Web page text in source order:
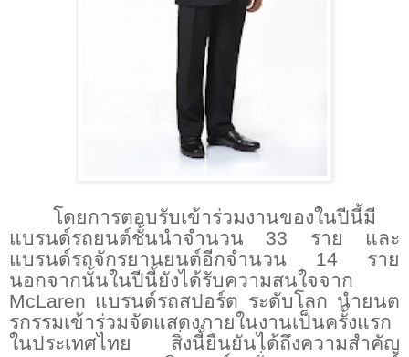
โดยการตอบรับเข้าร่วมงานของในปีนี้มี
แบรนด์รถยนต์ชั้นนำจำนวน 33 ราย และ
แบรนด์รถจักรยานยนต์อีกจำนวน 14 ราย
นอกจากนั้นในปีนี้ยังได้รับความสนใจจาก
McLaren แบรนด์รถสปอร์ต ระดับโลก นำยนต
รกรรมเข้าร่วมจัดแสดงภายในงานเป็นครั้งแรก
ในประเทศไทย สิ่งนี้ยืนยันได้ถึงความสำคัญ